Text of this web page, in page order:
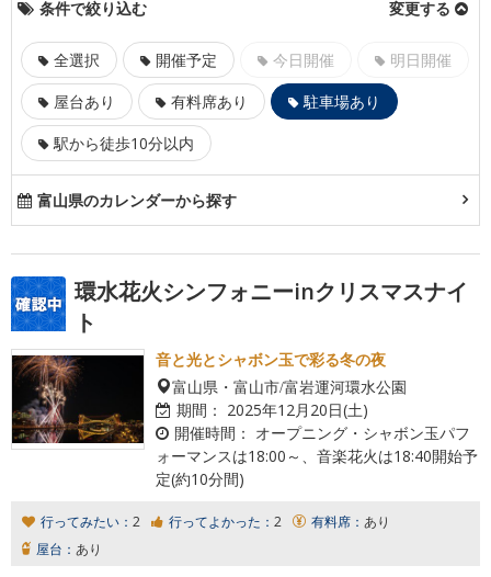
条件で絞り込む 変更する
全選択 開催予定 今日開催
明日開催
屋台あり
有料席あり
駐車場あり
駅から徒歩10分以内
富山県のカレンダーから探す
環水花火シンフォニーinクリスマスナイ
ト
音と光とシャボン玉で彩る冬の夜
富山県・富山市/富岩運河環水公園
期間： 2025年12月20日(土)
開催時間： オープニング・シャボン玉パフ
ォーマンスは18:00～、音楽花火は18:40開始予
定(約10分間)
行ってみたい： 2 行ってよかった： 2 有料席： あり
屋台： あり